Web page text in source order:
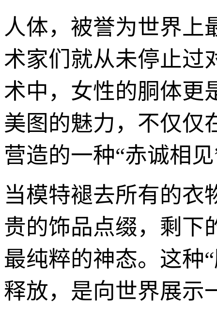
人体，被誉为世界上
术家们就从未停止过
术中，女性的胴体更
美图的魅力，不仅仅
营造的一种“赤诚相
当模特褪去所有的衣
贵的饰品点缀，剩下
最纯粹的神态。这种
释放，是向世界展示